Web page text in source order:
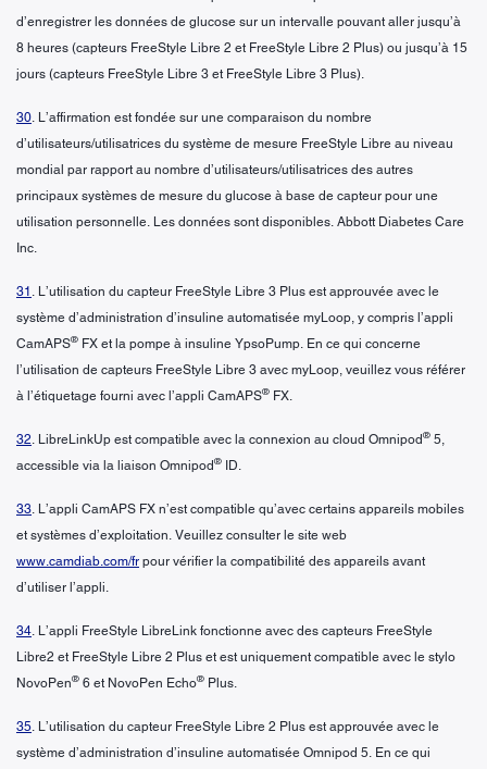
d’enregistrer les données de glucose sur un intervalle pouvant aller jusqu’à
8 heures (capteurs FreeStyle Libre 2 et FreeStyle Libre 2 Plus) ou jusqu’à 15
jours (capteurs FreeStyle Libre 3 et FreeStyle Libre 3 Plus).
30. L’affirmation est fondée sur une comparaison du nombre
d’utilisateurs/utilisatrices du système de mesure FreeStyle Libre au niveau
mondial par rapport au nombre d’utilisateurs/utilisatrices des autres
principaux systèmes de mesure du glucose à base de capteur pour une
utilisation personnelle. Les données sont disponibles. Abbott Diabetes Care
Inc.
31 . L’utilisation du capteur FreeStyle Libre 3 Plus est approuvée avec le
système d’administration d’insuline automatisée myLoop, y compris l’appli
CamAPS® FX et la pompe à insuline YpsoPump. En ce qui concerne
l’utilisation de capteurs FreeStyle Libre 3 avec myLoop, veuillez vous référer
à l’étiquetage fourni avec l’appli CamAPS® FX.
32. LibreLinkUp est compatible avec la connexion au cloud Omnipod® 5,
accessible via la liaison Omnipod® ID.
33. L’appli CamAPS FX n’est compatible qu’avec certains appareils mobiles
et systèmes d’exploitation. Veuillez consulter le site web
www.camdiab.com/fr pour vérifier la compatibilité des appareils avant
d’utiliser l’appli.
34. L’appli FreeStyle LibreLink fonctionne avec des capteurs FreeStyle
Libre2 et FreeStyle Libre 2 Plus et est uniquement compatible avec le stylo
NovoPen® 6 et NovoPen Echo® Plus.
35. L’utilisation du capteur FreeStyle Libre 2 Plus est approuvée avec le
système d’administration d’insuline automatisée Omnipod 5. En ce qui